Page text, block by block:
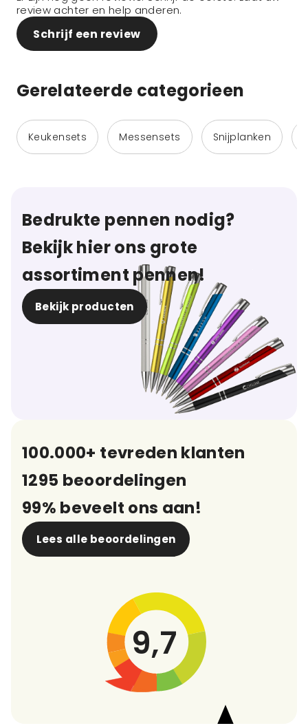
review achter en help anderen.
Schrijf een review
Gerelateerde categorieen
Keukensets Messensets Snijplanken
Bedrukte pennen nodig?
Bekijk hier ons grote
assortiment pennen!
Bekijk producten
100.000+ tevreden klanten
1295 beoordelingen
99% beveelt ons aan!
Lees alle beoordelingen
9,7